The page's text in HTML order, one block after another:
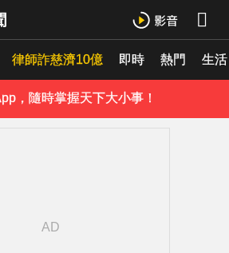
律師詐慈濟10億 即時 熱門 生活
，隨時掌握天下大小事！